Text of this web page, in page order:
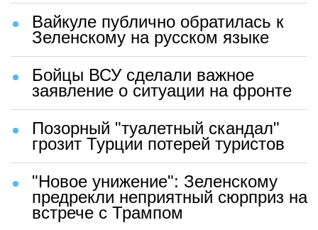
Вайкуле публично обратилась к
Зеленскому на русском языке
Бойцы ВСУ сделали важное
заявление о ситуации на фронте
Позорный "туалетный скандал"
грозит Турции потерей туристов
"Новое унижение": Зеленскому
предрекли неприятный сюрприз на
встрече с Трампом